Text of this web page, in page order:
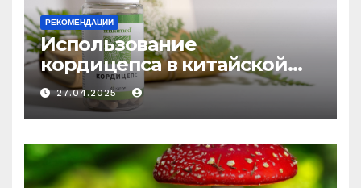
РЕКОМЕНДАЦИИ
Использование
кордицепса в китайской
медицине: природное
средство против усталости
и истощения
27.04.2025